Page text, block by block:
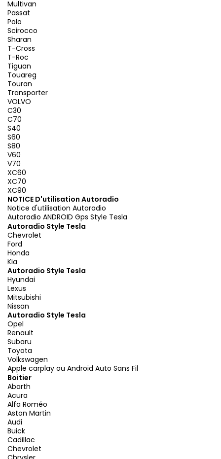
Multivan
Passat
Polo
Scirocco
Sharan
T-Cross
T-Roc
Tiguan
Touareg
Touran
Transporter
VOLVO
C30
C70
S40
S60
S80
V60
V70
XC60
XC70
XC90
NOTICE D'utilisation Autoradio
Notice d'utilisation Autoradio
Autoradio ANDROID Gps Style Tesla
Autoradio Style Tesla
Chevrolet
Ford
Honda
Kia
Autoradio Style Tesla
Hyundai
Lexus
Mitsubishi
Nissan
Autoradio Style Tesla
Opel
Renault
Subaru
Toyota
Volkswagen
Apple carplay ou Android Auto Sans Fil
Boitier
Abarth
Acura
Alfa Roméo
Aston Martin
Audi
Buick
Cadillac
Chevrolet